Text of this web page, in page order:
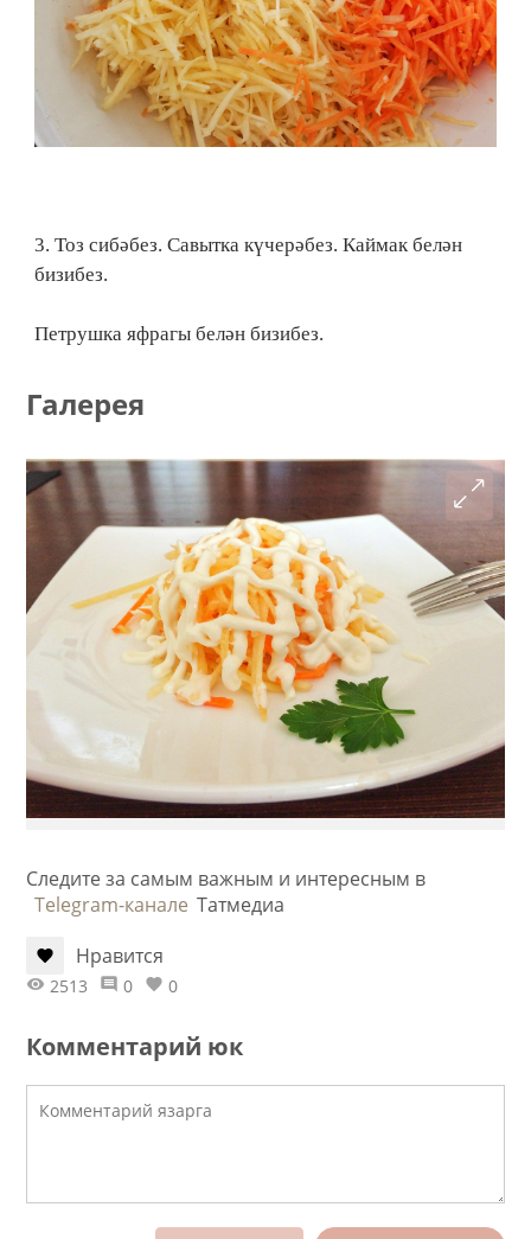
3. Тоз сибәбез. Савытка күчерәбез. Каймак белән
бизибез.
Петрушка яфрагы белән бизибез.
Галерея
Следите за самым важным и интересным в
Telegram-канале Татмедиа
Нравится
2513 0 0
Комментарий юк